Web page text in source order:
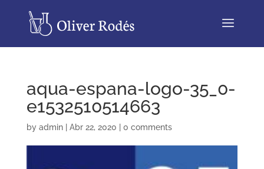
aqua-espana-logo-35_0-
e1532510514663
by admin| Abr 22, 2020 0 comments